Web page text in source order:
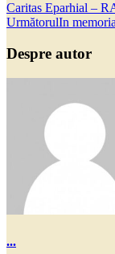
Caritas Eparhial –
UrmătorulIn
Despre autor
...